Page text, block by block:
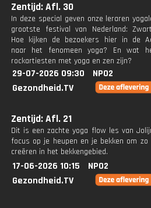
Zentijd: Afl. 30
In deze special geven onze leraren
grootste festival van Nederland:
Hoe kijken de bezoekers hier in de
naar het fenomeen yoga? En wat
rockartiesten met yoga en zen zijn?
29-07-2026 09:30
NPO2
Gezondheid.TV
Zentijd: Afl. 21
Dit is een zachte yoga flow les van
focus op je heupen en je bekken om
creëren in het bekkengebied.
17-06-2026 10:15
NPO2
Gezondheid.TV